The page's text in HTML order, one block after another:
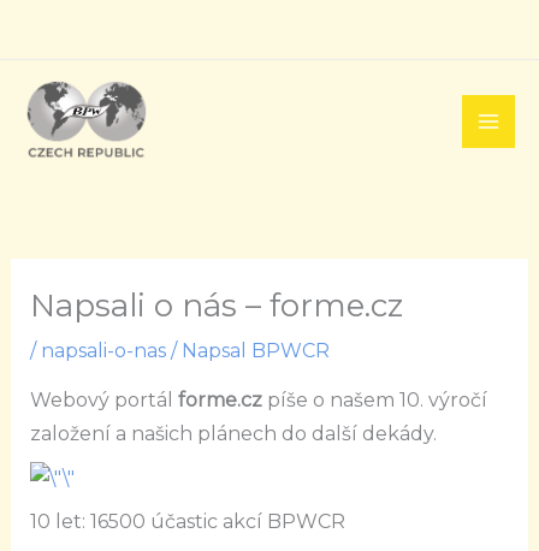
obsah
Napsali o nás – forme.cz
/ napsali-o-nas/ Napsal BPWCR
Webový portál forme.czpíše o našem 10. výročí
založení a našich plánech do další dekády.
10 let: 16500 účastic akcí BPWCR